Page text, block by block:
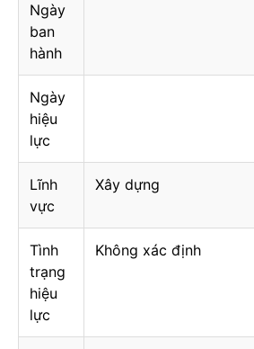
Ngày
ban
hành
Ngày
hiệu
lực
Lĩnh
vực
Xây dựng
Tình
trạng
hiệu
lực
Không xác định